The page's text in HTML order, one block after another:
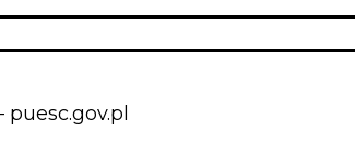
puesc.gov.pl